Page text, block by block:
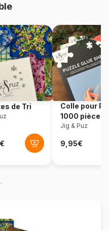
95903
800 pièces
x 38 cm
de Tri
Colle pour
1000 pièces
Jig & Puz